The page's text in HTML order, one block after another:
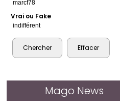
Vrai ou Fake
Mago News